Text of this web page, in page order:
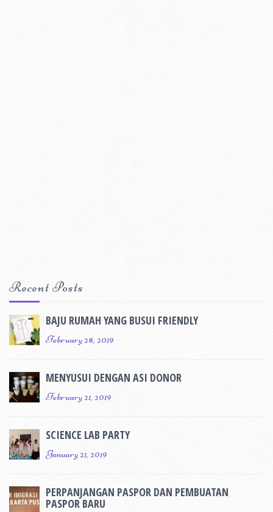
Recent Posts
BAJU RUMAH YANG BUSUI FRIENDLY
February 28, 2019
MENYUSUI DENGAN ASI DONOR
February 21, 2019
SCIENCE LAB PARTY
January 21, 2019
PERPANJANGAN PASPOR DAN PEMBUATAN
PASPOR BARU